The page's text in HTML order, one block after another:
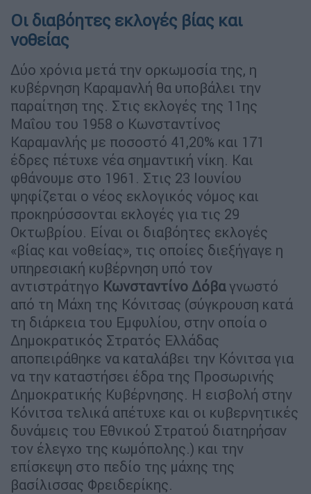
Οι διαβόητες εκλογές βίας και
νοθείας
Δύο χρόνια μετά την ορκωμοσία της, η
κυβέρνηση Καραμανλή θα υποβάλει την
παραίτηση της. Στις εκλογές της 11ης
Μαΐου του 1958 ο Κωνσταντίνος
Καραμανλής με ποσοστό 41,20% και 171
έδρες πέτυχε νέα σημαντική νίκη. Και
φθάνουμε στο 1961. Στις 23 Ιουνίου
ψηφίζεται ο νέος εκλογικός νόμος και
προκηρύσσονται εκλογές για τις 29
Οκτωβρίου. Είναι οι διαβόητες εκλογές
«βίας και νοθείας», τις οποίες διεξήγαγε η
υπηρεσιακή κυβέρνηση υπό τον
αντιστράτηγο Κωνσταντίνο Δόβαγνωστό
από τη Μάχη της Κόνιτσας (σύγκρουση κατά
τη διάρκεια του Εμφυλίου, στην οποία ο
Δημοκρατικός Στρατός Ελλάδας
αποπειράθηκε να καταλάβει την Κόνιτσα για
να την καταστήσει έδρα της Προσωρινής
Δημοκρατικής Κυβέρνησης. Η εισβολή στην
Κόνιτσα τελικά απέτυχε και οι κυβερνητικές
δυνάμεις του Εθνικού Στρατού διατηρήσαν
τον έλεγχο της κωμόπολης.) και την
επίσκεψη στο πεδίο της μάχης της
βασίλισσας Φρειδερίκης.